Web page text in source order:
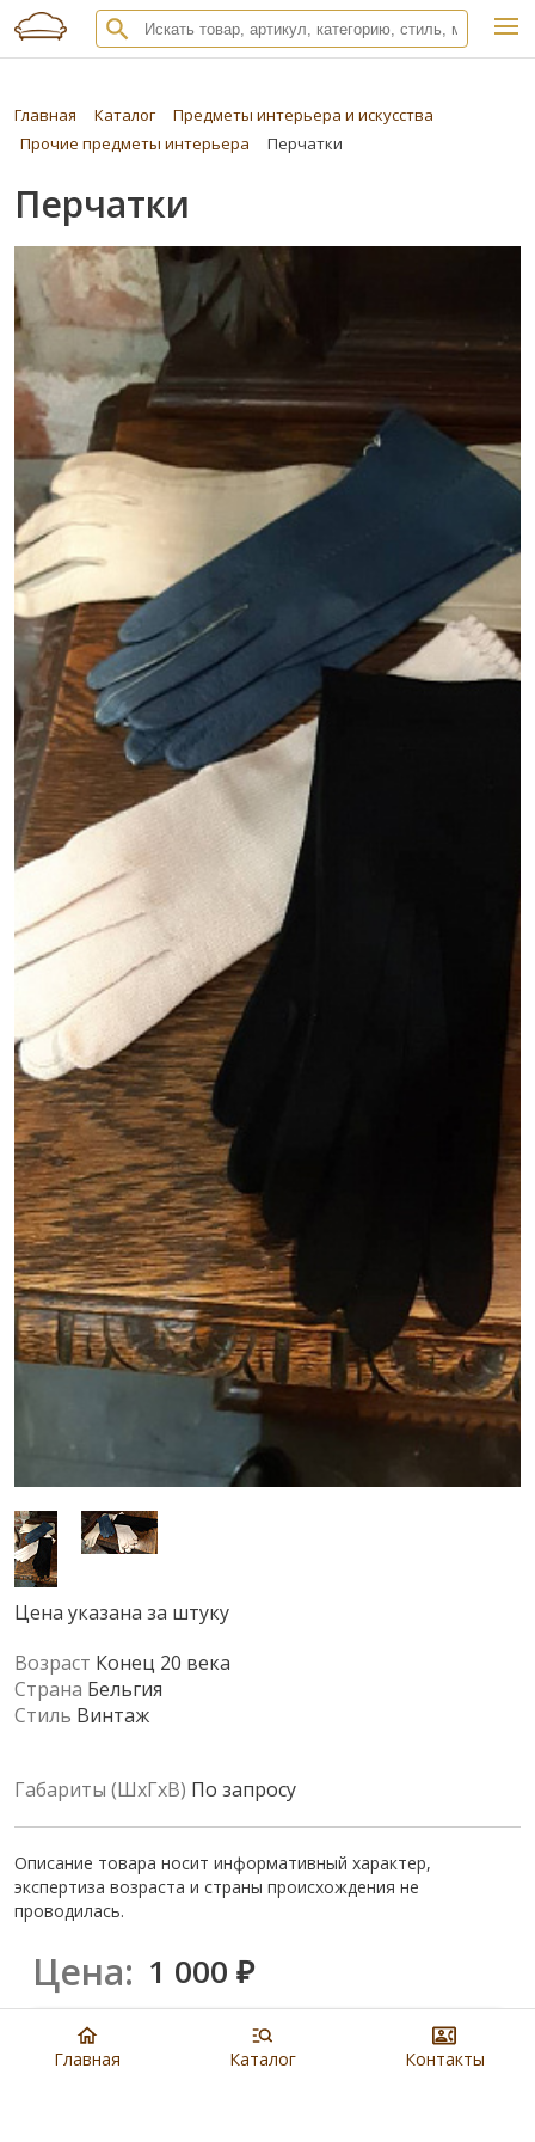
Главная Каталог
Предметы интерьера и искусства
Прочие предметы интерьера
Перчатки
Перчатки
Цена указана за штуку
Возраст Конец 20 века
Страна Бельгия
Стиль Винтаж
Габариты (ШхГхВ) По запросу
Описание товара носит информативный характер,
экспертиза возраста и страны происхождения не
проводилась.
Цена: 1 000 ₽
Купить
Главная Каталог Контакты